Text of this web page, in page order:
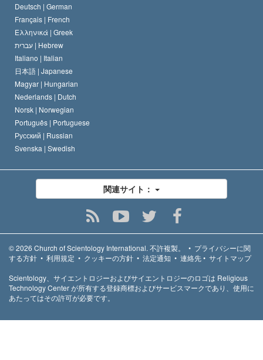
Deutsch | German
Français | French
Ελληνικά | Greek
עברית | Hebrew
Italiano | Italian
日本語 | Japanese
Magyar | Hungarian
Nederlands | Dutch
Norsk | Norwegian
Português | Portuguese
Русский | Russian
Svenska | Swedish
関連サイト：
© 2026 Church of Scientology International. 不許複製。 • プライバシーに関
する方針 • 利用規定 • クッキーの方針 • 法定通知 • 連絡先• サイトマップ
Scientology、サイエントロジーおよびサイエントロジーのロゴは Religious
Technology Center が所有する登録商標およびサービスマークであり、使用に
あたってはその許可が必要です。